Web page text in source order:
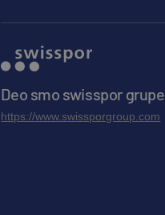
Deo smo swisspor grupe.
https://www.swissporgroup.com